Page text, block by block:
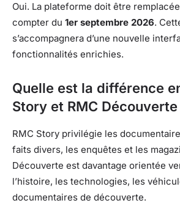
Oui. La plateforme doit être
compter du 1er septembre 2026.
s’accompagnera d’une nouvelle
fonctionnalités enrichies.
Quelle est la différence
Story et RMC Découverte
RMC Story privilégie les
faits divers, les enquêtes et les
Découverte est davantage orientée
l’histoire, les technologies, les
documentaires de découverte.